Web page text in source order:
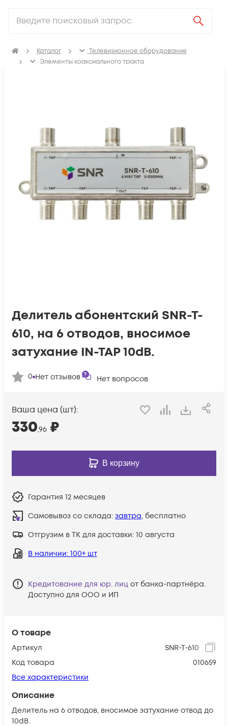
Каталог
Телевизионное оборудование
Элементы коаксиального тракта
О товаре
Артикул
SNR-T-610
Код товара
010659
Все характеристики
Описание
Делитель на 6 отводов, вносимое затухание отвод до
10dB.
Делитель абонентский SNR-T-
610, на 6 отводов, вносимое
затухание IN-TAP 10dB.
0 Нет отзывов Нет вопросов
Ваша цена (шт):
330,96 ₽
В корзину
Гарантия 12 месяцев
Самовывоз со склада: завтра, бесплатно
Отгрузим в ТК для доставки: 10 августа
В наличии: 100+ шт
Кредитование для юр. лиц от банка-партнёра.
Доступно для ООО и ИП